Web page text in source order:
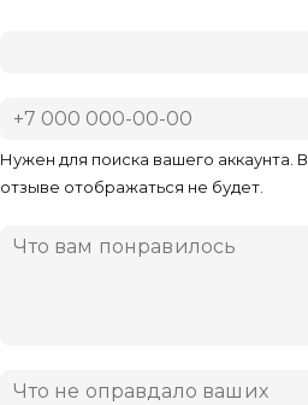
Нужен для поиска вашего аккаунта. В
отзыве отображаться не будет.